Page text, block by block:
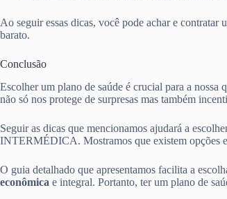
Ao seguir essas dicas, você pode achar e contratar
barato.
Conclusão
Escolher um plano de saúde é crucial para a
não só nos protege de surpresas mas também
Seguir as dicas que mencionamos ajudará a
INTERMÉDICA. Mostramos que existem opções
O guia detalhado que apresentamos facilita a
econômica e integral. Portanto, ter um plano de